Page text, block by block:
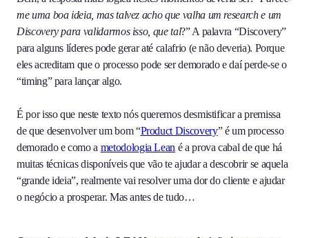
me uma boa ideia, mas talvez acho que valha um research e um
Discovery para validarmos isso, que tal?” A palavra “Discovery”
para alguns líderes pode gerar até calafrio (e não deveria). Porque
eles acreditam que o processo pode ser demorado e daí perde-se o
“timing” para lançar algo.
É por isso que neste texto nós queremos desmistificar a premissa
de que desenvolver um bom “Product Discovery” é um processo
demorado e como a metodologia Lean é a prova cabal de que há
muitas técnicas disponíveis que vão te ajudar a descobrir se aquela
“grande ideia”, realmente vai resolver uma dor do cliente e ajudar
o negócio a prosperar. Mas antes de tudo…